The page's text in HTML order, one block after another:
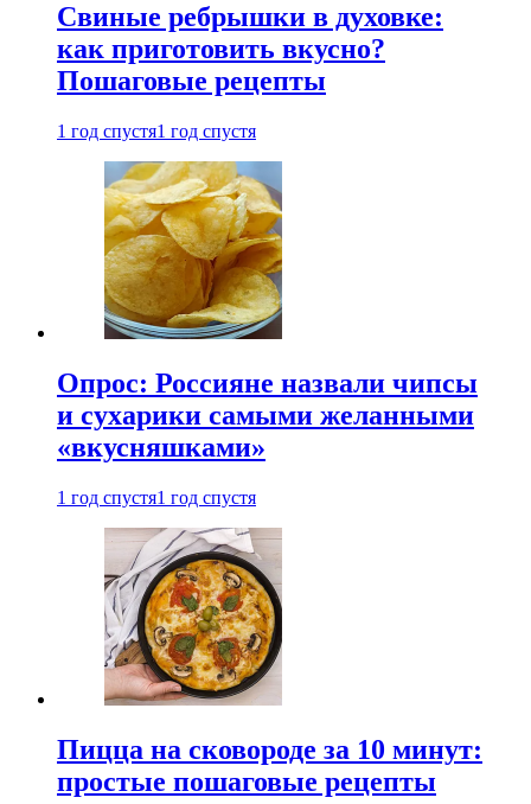
Свиные ребрышки в духовке:
как приготовить вкусно?
Пошаговые рецепты
1 год спустя1 год спустя
Опрос: Россияне назвали чипсы
и сухарики самыми желанными
«вкусняшками»
1 год спустя1 год спустя
Пицца на сковороде за 10 минут:
простые пошаговые рецепты